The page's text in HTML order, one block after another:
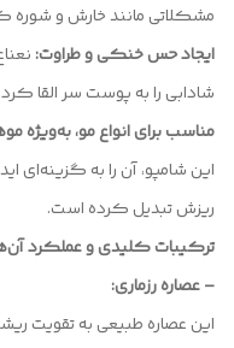
مشکلاتی مانند خارش و
ایجاد حس خنکی و طراوت:
شادابی را به پوست سر القا
مناسب برای انواع مو، به‌ویژه
این شامپو، آن را به گزینه‌ای
ریزش تبدیل کرده است.
ترکیبات کلیدی و عملکرد
– عصاره رزماری:
این عصاره طبیعی به تقویت